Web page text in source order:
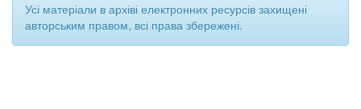
Усі матеріали в архіві електронних ресурсів захищені
авторським правом, всі права збережені.